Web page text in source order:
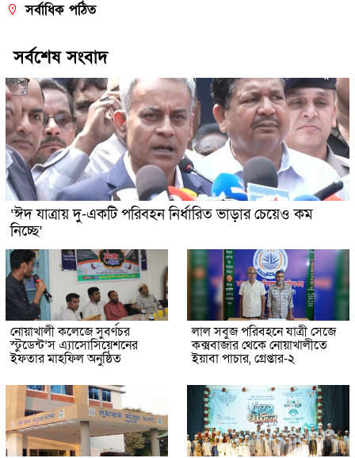
সর্বাধিক পঠিত
সর্বশেষ সংবাদ
‘ঈদ যাত্রায় দু-একটি পরিবহন নির্ধারিত ভাড়ার চেয়েও কম
নিচ্ছে’
নোয়াখালী কলেজে সুবর্ণচর
স্টুডেন্ট’স এ্যাসোসিয়েশনের
ইফতার মাহফিল অনুষ্ঠিত
লাল সবুজ পরিবহনে যাত্রী সেজে
কক্সবাজার থেকে নোয়াখালীতে
ইয়াবা পাচার, গ্রেপ্তার-২